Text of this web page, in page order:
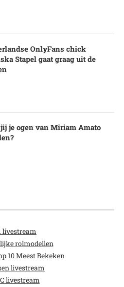
OnlyFans chick
Stapel gaat graag uit de
je ogen van Miriam Amato
livestream
rolmodellen
10 Meest Bekeken
livestream
livestream